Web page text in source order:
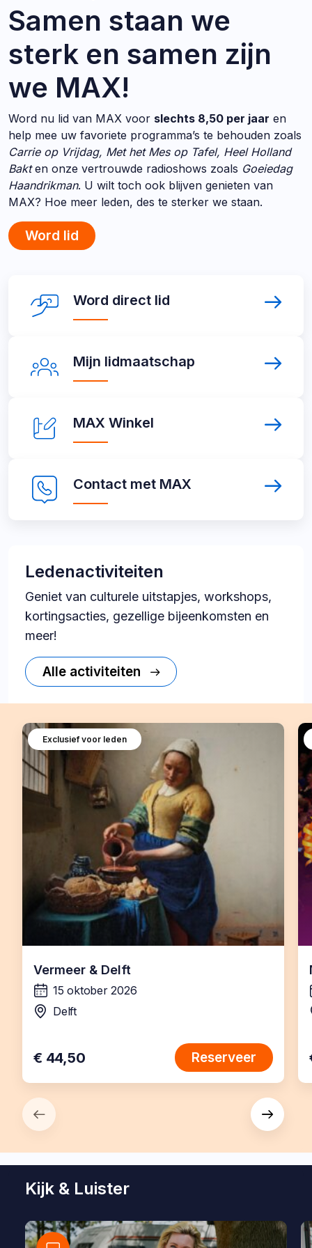
Samen staan we
sterk en samen zijn
we MAX!
Word nu lid van MAX voor slechts 8,50 per jaar en
help mee uw favoriete programma’s te behouden zoals
Carrie op Vrijdag, Met het Mes op Tafel, Heel Holland
Bakten onze vertrouwde radioshows zoals Goeiedag
Haandrikman. U wilt toch ook blijven genieten van
MAX? Hoe meer leden, des te sterker we staan.
Word lid
naar
links
Word direct lid
direct
Mijn lidmaatschap
lidmaatschap
MAX Winkel
Winkel
Contact met MAX
MAX
Ledenactiviteiten
Geniet van culturele uitstapjes, workshops,
kortingsacties, gezellige bijeenkomsten en
meer!
Alle activiteiten
Exclusief voor leden
Vermeer & Delft
wanneer:
15 oktober 2026
locatie:
Delft
€ 44,50 Reserveer
Kijk & Luister